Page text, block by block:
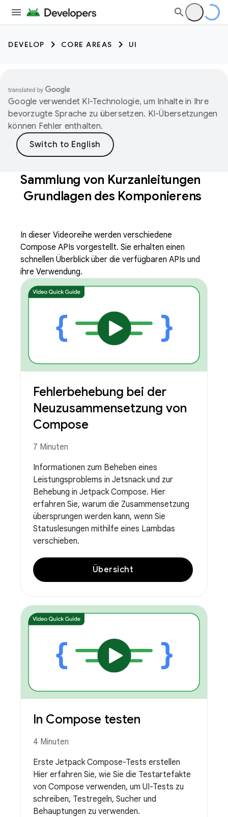
DEVELOP CORE AREAS UI
Google verwendet KI-Technologie, um Inhalte in Ihre
bevorzugte Sprache zu übersetzen. KI-Übersetzungen
können Fehler enthalten.
Sammlung von Kurzanleitungen
Grundlagen des Komponierens
In dieser Videoreihe werden verschiedene
Compose APIs vorgestellt. Sie erhalten einen
schnellen Überblick über die verfügbaren APIs und
ihre Verwendung.
Fehlerbehebung bei der
Neuzusammensetzung von
Compose
7 Minuten
Informationen zum Beheben eines
Leistungsproblems in Jetsnack und zur
Behebung in Jetpack Compose. Hier
erfahren Sie, warum die Zusammensetzung
übersprungen werden kann, wenn Sie
Statuslesungen mithilfe eines Lambdas
verschieben.
Übersicht
In Compose testen
4 Minuten
Erste Jetpack Compose-Tests erstellen
Hier erfahren Sie, wie Sie die Testartefakte
von Compose verwenden, um UI-Tests zu
schreiben, Testregeln, Sucher und
Behauptungen zu verwenden.